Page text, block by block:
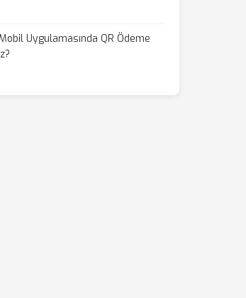
Uygulamasında QR Ödeme